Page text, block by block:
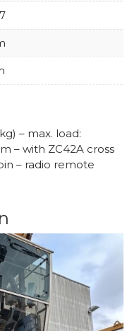
– max. load:
– with ZC42A cross
– radio remote